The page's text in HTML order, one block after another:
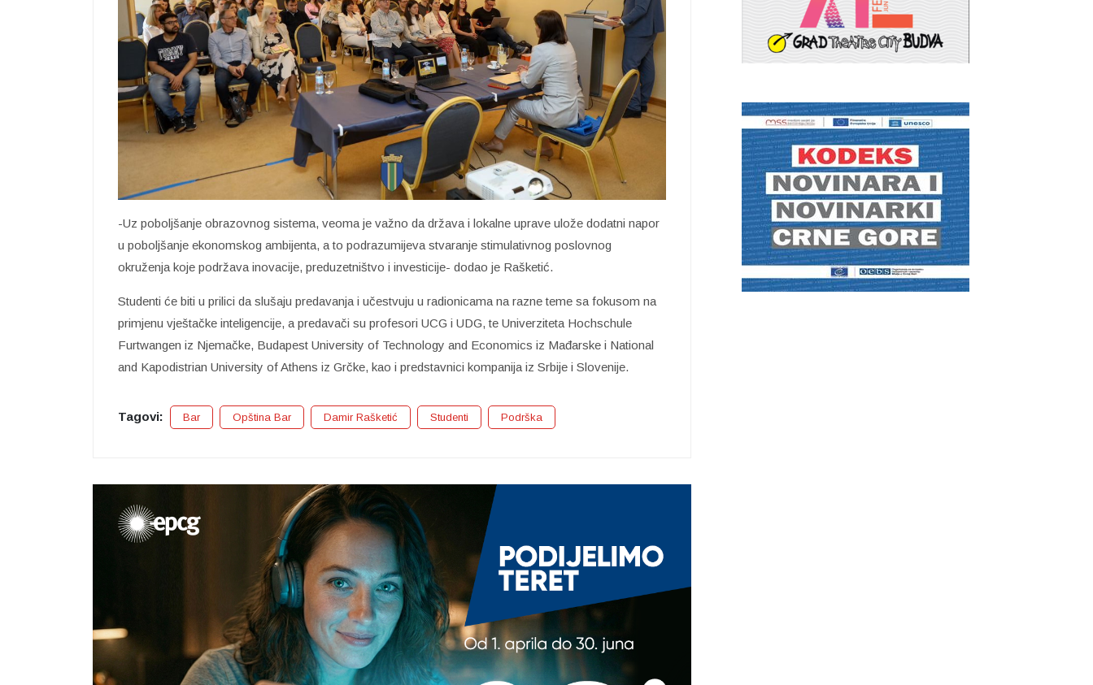
-Uz poboljšanje obrazovnog sistema, veoma je važno da država i lokalne uprave ulože dodatni napor
u poboljšanje ekonomskog ambijenta, a to podrazumijeva stvaranje stimulativnog poslovnog
okruženja koje podržava inovacije, preduzetništvo i investicije- dodao je Rašketić.
Studenti će biti u prilici da slušaju predavanja i učestvuju u radionicama na razne teme sa fokusom na
primjenu vještačke inteligencije, a predavači su profesori UCG i UDG, te Univerziteta Hochschule
Furtwangen iz Njemačke, Budapest University of Technology and Economics iz Mađarske i National
and Kapodistrian University of Athens iz Grčke, kao i predstavnici kompanija iz Srbije i Slovenije.
Tagovi: Bar Opština Bar Damir Rašketić Studenti Podrška